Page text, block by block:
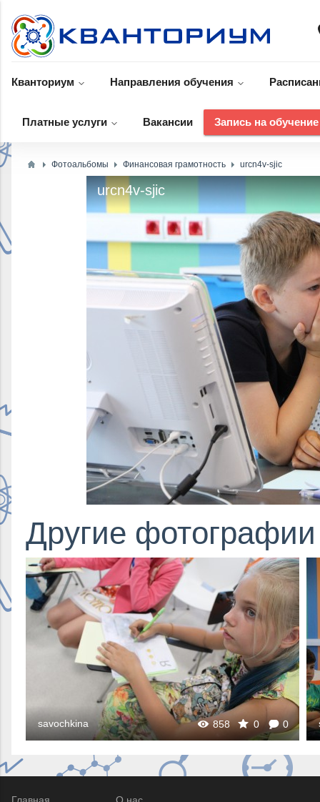
Кванториум Направления обучения
Платные услуги Вакансии Запись на обучение
Фотоальбомы Финансовая грамотность urcn4v-sjic
urcn4v-sjic
Другие
858 0 0
savochkina